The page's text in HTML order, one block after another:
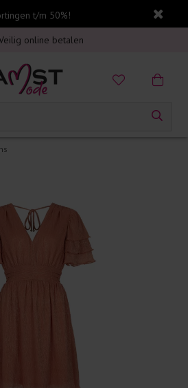
t/m 50%!
in Nederland vanaf €75,-
online betalen
op jouw aankoop
in Nederland vanaf €75,-